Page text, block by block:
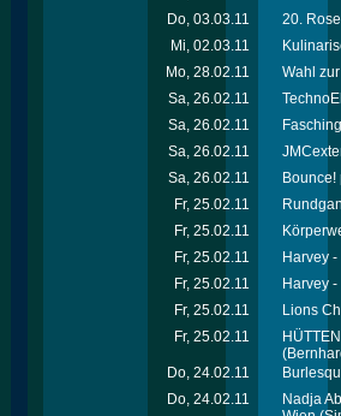
Do, 03.03.11
20.
Mi, 02.03.11
Mo, 28.02.11
Wahl
Sa, 26.02.11
Sa, 26.02.11
Sa, 26.02.11
Sa, 26.02.11
Bounce!
Fr, 25.02.11
Fr, 25.02.11
Fr, 25.02.11
Harvey
Fr, 25.02.11
Harvey
Fr, 25.02.11
Lions
Fr, 25.02.11
Do, 24.02.11
Do, 24.02.11
Nadja